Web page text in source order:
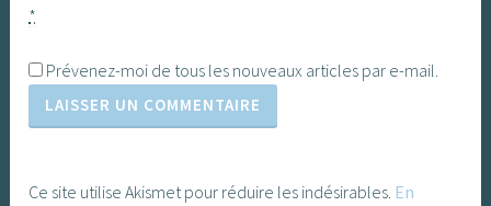
*
Prévenez-moi de tous les nouveaux articles par e-mail.
Ce site utilise Akismet pour réduire les indésirables. En